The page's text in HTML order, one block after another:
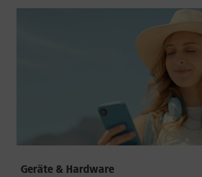
Geräte & Hardware